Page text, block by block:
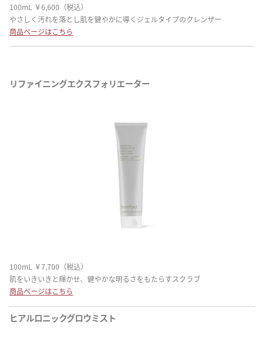
100mL ￥6,600（税込）
やさしく汚れを落とし肌を健やかに導くジェルタイプのクレンザー
商品ページはこちら
リファイニングエクスフォリエーター
100mL ￥7,700（税込）
肌をいきいきと輝かせ、健やかな明るさをもたらすスクラブ
商品ページはこちら
ヒアルロニックグロウミスト